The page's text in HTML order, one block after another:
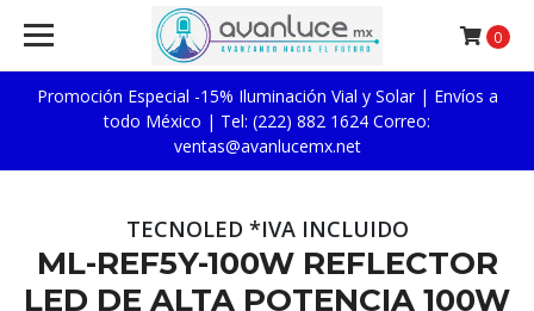
Promoción Especial -15% Iluminación Vial y Solar | Envíos a
todo México | Tel: (222) 882 1624 Correo:
ventas@avanlucemx.net
0
TECNOLED *IVA INCLUIDO
ML-REF5Y-100W REFLECTOR
LED DE ALTA POTENCIA 100W